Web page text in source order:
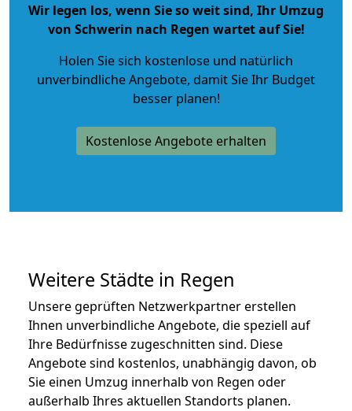
Wir legen los, wenn Sie so weit sind, Ihr Umzug
von Schwerin nach Regen wartet auf Sie!
Holen Sie sich kostenlose und natürlich
unverbindliche Angebote, damit Sie Ihr Budget
besser planen!
Kostenlose Angebote erhalten
Weitere Städte in Regen
Unsere geprüften Netzwerkpartner erstellen
Ihnen unverbindliche Angebote, die speziell auf
Ihre Bedürfnisse zugeschnitten sind. Diese
Angebote sind kostenlos, unabhängig davon, ob
Sie einen Umzug innerhalb von Regen oder
außerhalb Ihres aktuellen Standorts planen.